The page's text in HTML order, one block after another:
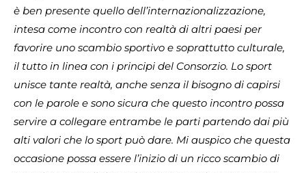
è ben presente quello dell’internazionalizzazione,
intesa come incontro con realtà di altri paesi per
favorire uno scambio sportivo e soprattutto culturale,
il tutto in linea con i principi del Consorzio. Lo sport
unisce tante realtà, anche senza il bisogno di capirsi
con le parole e sono sicura che questo incontro possa
servire a collegare entrambe le parti partendo dai più
alti valori che lo sport può dare. Mi auspico che questa
occasione possa essere l’inizio di un ricco scambio di